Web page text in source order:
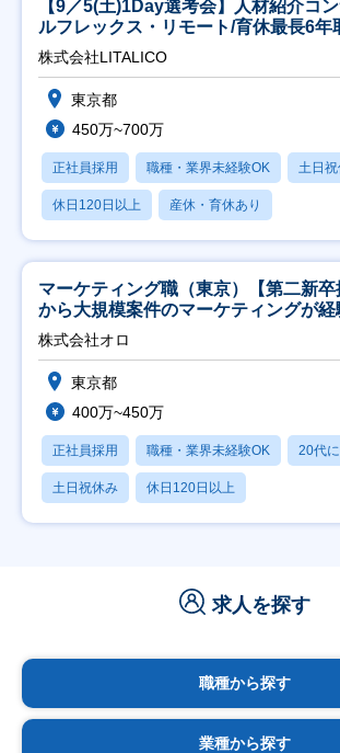
【9／5(土)1Day選考会】人材紹介コ
ルフレックス・リモート/育休最長6年
株式会社LITALICO
東京都
450万~700万
正社員採用 職種・業界未経験OK 土日
休日120日以上 産休・育休あり
マーケティング職（東京）【第二新
から大規模案件のマーケティングが
修充実】
株式会社オロ
東京都
400万~450万
正社員採用 職種・業界未経験OK 20代
土日祝休み 休日120日以上
求人を探す
職種から探す
業種から探す